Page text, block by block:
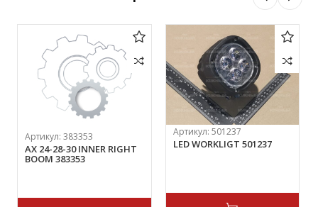
Артикул:383353
AX 24-28-30 INNER RIGHT
BOOM 383353
Артикул: 501237
LED WORKLIGT 501237